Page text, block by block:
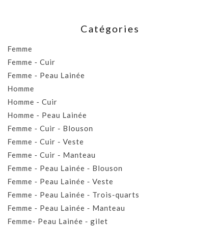
Catégories
Femme
Femme - Cuir
Femme - Peau Lainée
Homme
Homme - Cuir
Homme - Peau Lainée
Femme - Cuir - Blouson
Femme - Cuir - Veste
Femme - Cuir - Manteau
Femme - Peau Lainée - Blouson
Femme - Peau Lainée - Veste
Femme - Peau Lainée - Trois-quarts
Femme - Peau Lainée - Manteau
Femme- Peau Lainée - gilet